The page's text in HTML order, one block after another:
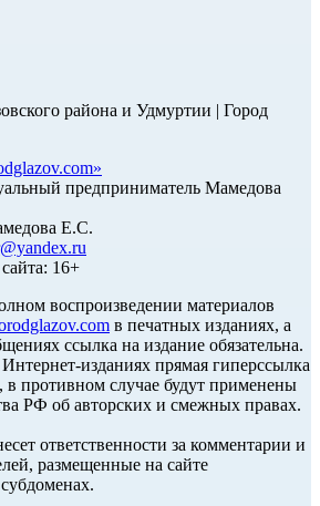
района и Удмуртии | Город
»
предприниматель Мамедова
Е.С.
16+
воспроизведении материалов
в печатных изданиях, а
ссылка на издание обязательна.
изданиях прямая гиперссылка
в противном случае будут применены
РФ об авторских и смежных правах.
ответственности за комментарии и
размещенные на сайте